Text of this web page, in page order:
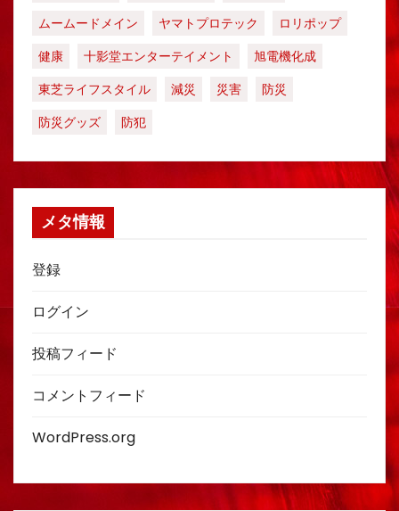
ムームードメイン
ヤマトプロテック
ロリポップ
健康
十影堂エンターテイメント
旭電機化成
東芝ライフスタイル
減災 災害
防災
防災グッズ
防犯
メタ情報
登録
ログイン
投稿フィード
コメントフィード
WordPress.org